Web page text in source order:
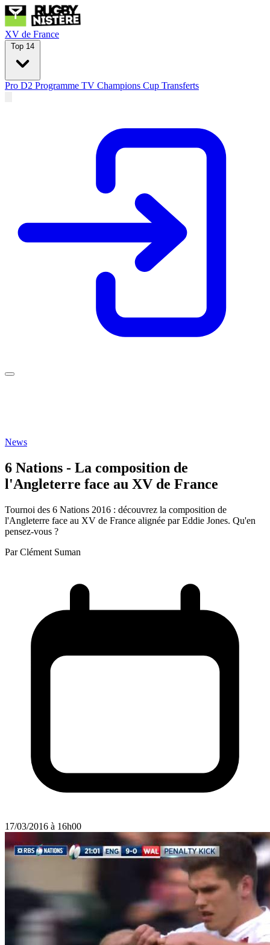
XV de France
Top 14
Pro D2 Programme TV Champions Cup Transferts
News
6 Nations - La composition de
l'Angleterre face au XV de France
Tournoi des 6 Nations 2016 : découvrez la composition de
l'Angleterre face au XV de France alignée par Eddie Jones. Qu'en
pensez-vous ?
Par Clément Suman
17/03/2016 à 16h00